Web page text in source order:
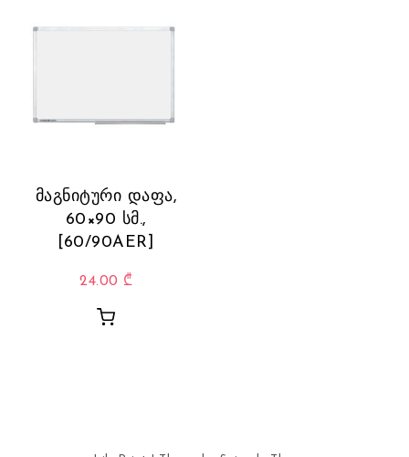
მაგნიტური დაფა,
60×90 სმ.,
[60/90AER]
24.00 ₾